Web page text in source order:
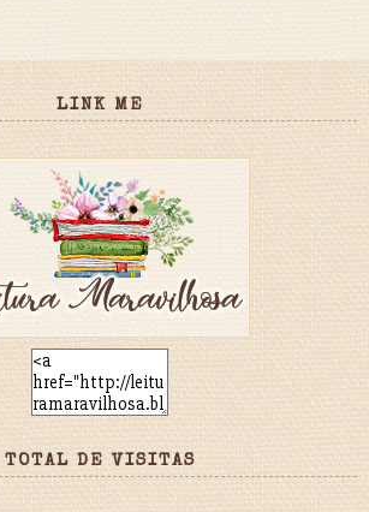
LINK ME
TOTAL DE VISITAS